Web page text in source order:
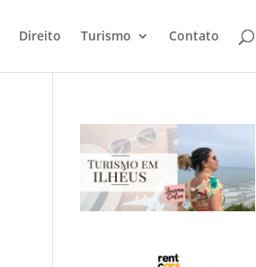
Direito Turismo Contato